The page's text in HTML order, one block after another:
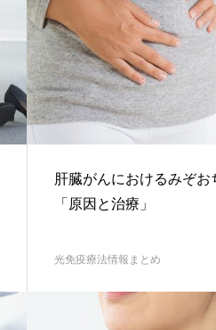
肝臓がんにおけるみぞお
「原因と治療」
光免疫療法情報まとめ